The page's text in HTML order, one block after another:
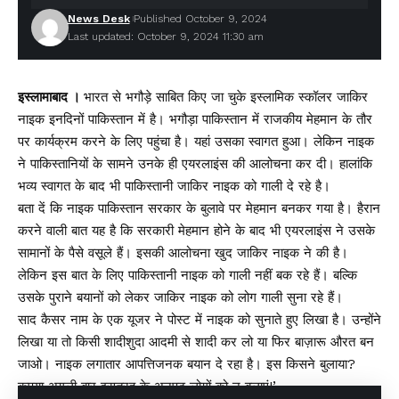
Last updated: October 9, 2024 11:30 am
News Desk Published October 9, 2024
इस्लामाबाद । भारत से भगौड़े साबित किए जा चुके इस्लामिक स्कॉलर जाकिर
नाइक इनदिनों पाकिस्तान में है। भगौड़ा पाकिस्तान में राजकीय मेहमान के तौर
पर कार्यक्रम करने के लिए पहुंचा है। यहां उसका स्वागत हुआ। लेकिन नाइक
ने पाकिस्तानियों के सामने उनके ही एयरलाइंस की आलोचना कर दी। हालांकि
भव्य स्वागत के बाद भी पाकिस्तानी जाकिर नाइक को गाली दे रहे है।
बता दें कि नाइक पाकिस्तान सरकार के बुलावे पर मेहमान बनकर गया है। हैरान
करने वाली बात यह है कि सरकारी मेहमान होने के बाद भी एयरलाइंस ने उसके
सामानों के पैसे वसूले हैं। इसकी आलोचना खुद जाकिर नाइक ने की है।
लेकिन इस बात के लिए पाकिस्तानी नाइक को गाली नहीं बक रहे हैं। बल्कि
उसके पुराने बयानों को लेकर जाकिर नाइक को लोग गाली सुना रहे हैं।
साद कैसर नाम के एक यूजर ने पोस्ट में नाइक को सुनाते हुए लिखा है। उन्होंने
लिखा या तो किसी शादीशुदा आदमी से शादी कर लो या फिर बाज़ारू औरत बन
जाओ। नाइक लगातार आपत्तिजनक बयान दे रहा है। इस किसने बुलाया?
कृपया अगली बार इसतरह के अनपढ़ लोगों को न बुलाएं!’